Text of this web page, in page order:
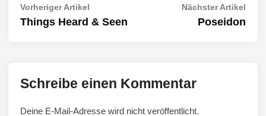
Beitragsnavigation
Vorheriger Artikel
Artikel:
Things Heard & Seen
Nächster Artikel
Poseidon
Schreibe einen Kommentar
Deine E-Mail-Adresse wird nicht veröffentlicht.